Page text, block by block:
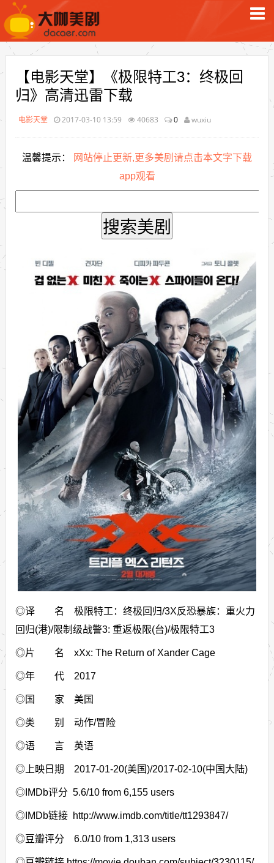
【电影天堂】《极限特工3：终极回
归》高清迅雷下载
电影天堂 2017-03-10 13:59 40683 0 wuxiu
温馨提示：
网站停止更新,更多美剧请点击本文字下载
app观看
◎译 名 极限特工：终极回归/3X反恐暴族：重火力
回归(港)/限制级战警3: 重返极限(台)/极限特工3
◎片 名 xXx: The Return of Xander Cage
◎年 代 2017
◎国 家 美国
◎类 别 动作/冒险
◎语 言 英语
◎上映日期 2017-01-20(美国)/2017-02-10(中国大陆)
◎IMDb评分 5.6/10 from 6,155 users
◎IMDb链接 http://www.imdb.com/title/tt1293847/
◎豆瓣评分 6.0/10 from 1,313 users